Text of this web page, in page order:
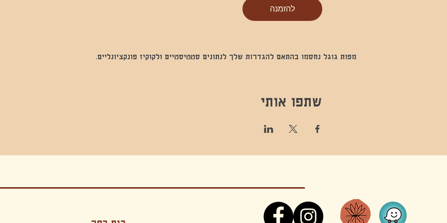
להזמנה
מפות גוגל נחסמו בהתאם להגדרות שלך לנתונים סטטיסטיים ולקוקיז פונקציונליים.
שתפו אותי